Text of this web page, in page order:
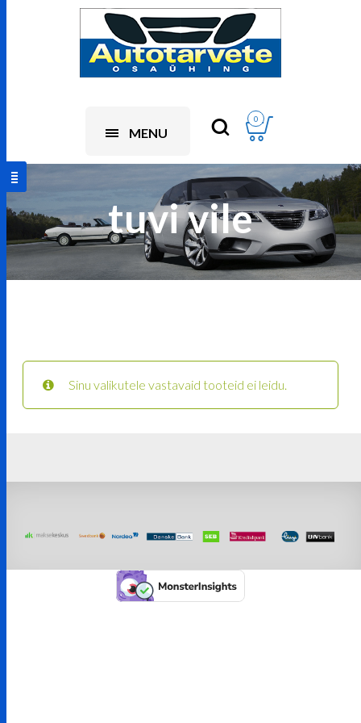
MENU
0
tuvi vile
Sinu valikutele vastavaid tooteid ei leidu.